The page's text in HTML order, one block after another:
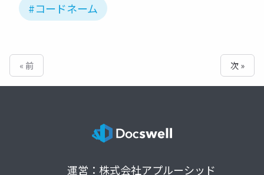
#コードネーム
« 前 次 »
運営：株式会社アプルーシッド